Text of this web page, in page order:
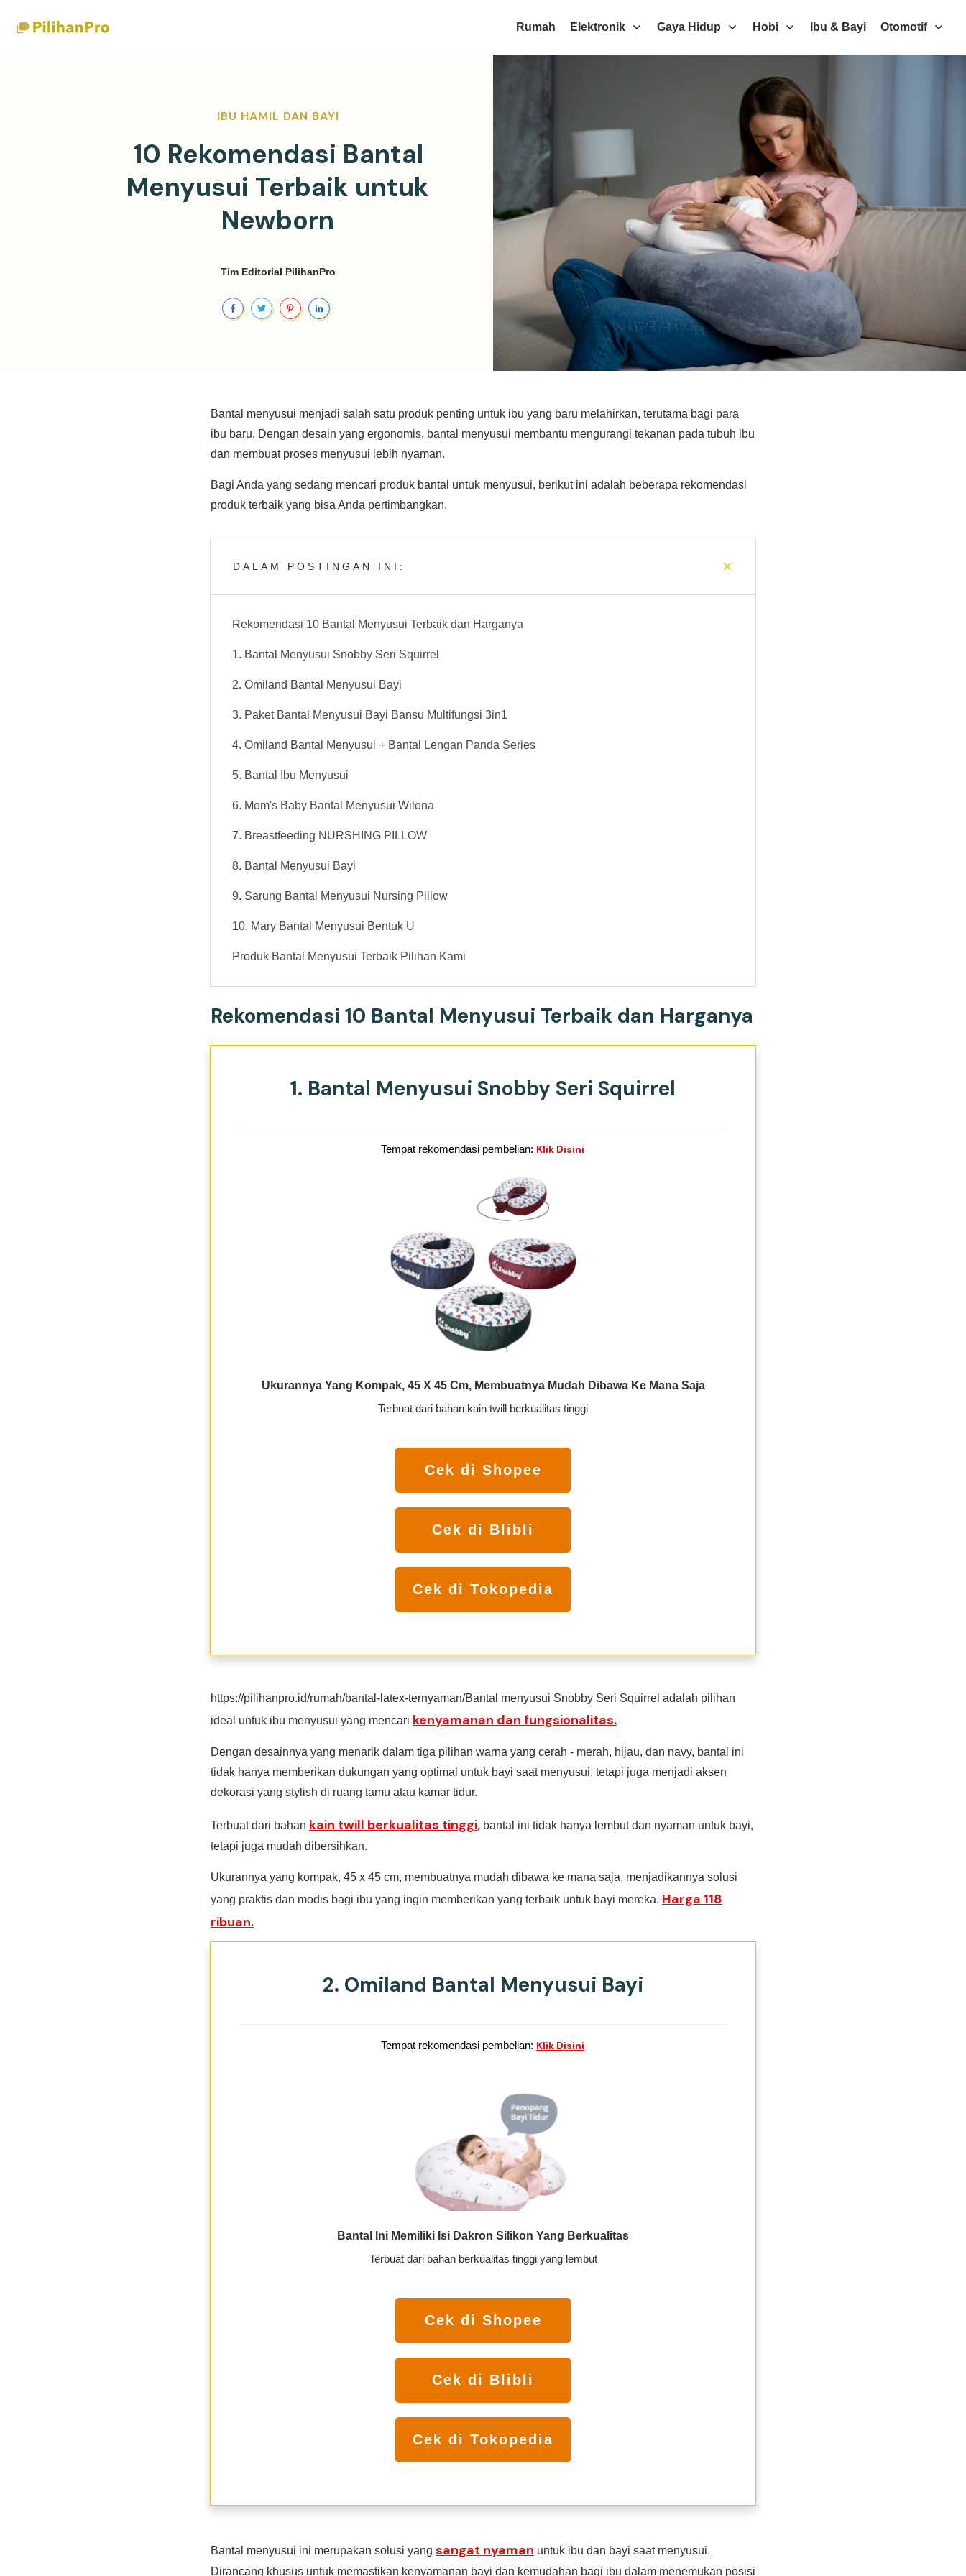
Rumah Elektronik Gaya Hidup Hobi Ibu & Bayi Otomotif
IBU HAMIL DAN BAYI
10 Rekomendasi Bantal
Menyusui Terbaik untuk
Newborn
Tim Editorial PilihanPro
Bantal menyusui menjadi salah satu produk penting untuk ibu yang baru melahirkan, terutama bagi para
ibu baru. Dengan desain yang ergonomis, bantal menyusui membantu mengurangi tekanan pada tubuh ibu
dan membuat proses menyusui lebih nyaman.
Bagi Anda yang sedang mencari produk bantal untuk menyusui, berikut ini adalah beberapa rekomendasi
produk terbaik yang bisa Anda pertimbangkan.
DALAM POSTINGAN INI:
Rekomendasi 10 Bantal Menyusui Terbaik dan Harganya
1. Bantal Menyusui Snobby Seri Squirrel
2. Omiland Bantal Menyusui Bayi
3. Paket Bantal Menyusui Bayi Bansu Multifungsi 3in1
4. Omiland Bantal Menyusui + Bantal Lengan Panda Series
5. Bantal Ibu Menyusui
6. Mom's Baby Bantal Menyusui Wilona
7. Breastfeeding NURSHING PILLOW
8. Bantal Menyusui Bayi
9. Sarung Bantal Menyusui Nursing Pillow
10. Mary Bantal Menyusui Bentuk U
Produk Bantal Menyusui Terbaik Pilihan Kami
Rekomendasi 10 Bantal Menyusui Terbaik dan Harganya
1. Bantal Menyusui Snobby Seri Squirrel
Tempat rekomendasi pembelian: Klik Disini
Ukurannya Yang Kompak, 45 X 45 Cm, Membuatnya Mudah Dibawa Ke Mana Saja
Terbuat dari bahan kain twill berkualitas tinggi
Cek di Shopee
Cek di Blibli
Cek di Tokopedia
https://pilihanpro.id/rumah/bantal-latex-ternyaman/Bantal menyusui Snobby Seri Squirrel adalah pilihan
ideal untuk ibu menyusui yang mencari kenyamanan dan fungsionalitas.
Dengan desainnya yang menarik dalam tiga pilihan warna yang cerah - merah, hijau, dan navy, bantal ini
tidak hanya memberikan dukungan yang optimal untuk bayi saat menyusui, tetapi juga menjadi aksen
dekorasi yang stylish di ruang tamu atau kamar tidur.
Terbuat dari bahan kain twill berkualitas tinggi, bantal ini tidak hanya lembut dan nyaman untuk bayi,
tetapi juga mudah dibersihkan.
Ukurannya yang kompak, 45 x 45 cm, membuatnya mudah dibawa ke mana saja, menjadikannya solusi
yang praktis dan modis bagi ibu yang ingin memberikan yang terbaik untuk bayi mereka. Harga 118
ribuan.
2. Omiland Bantal Menyusui Bayi
Tempat rekomendasi pembelian: Klik Disini
Bantal Ini Memiliki Isi Dakron Silikon Yang Berkualitas
Terbuat dari bahan berkualitas tinggi yang lembut
Cek di Shopee
Cek di Blibli
Cek di Tokopedia
Bantal menyusui ini merupakan solusi yang sangat nyaman untuk ibu dan bayi saat menyusui.
Dirancang khusus untuk memastikan kenyamanan bayi dan kemudahan bagi ibu dalam menemukan posisi